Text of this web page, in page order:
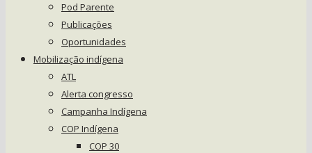
Pod Parente
Publicações
Oportunidades
Mobilização indígena
ATL
Alerta congresso
Campanha Indígena
COP Indígena
COP 30